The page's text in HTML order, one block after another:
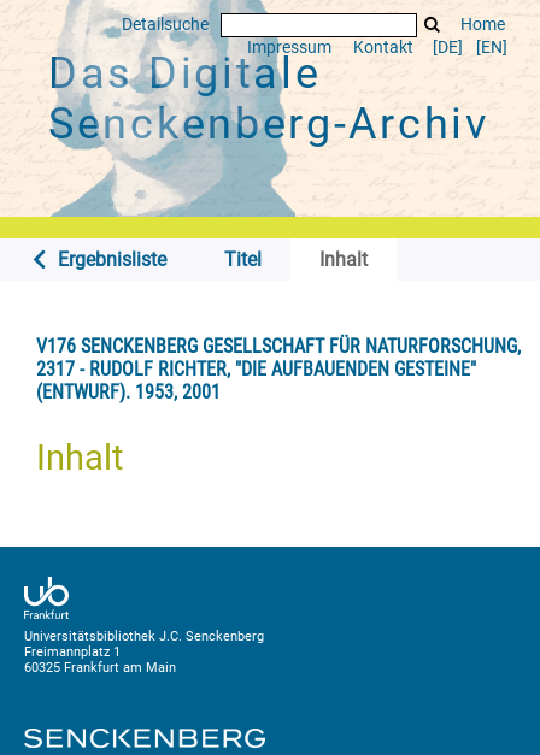
Detailsuche
Home
Impressum
Kontakt [DE] [EN]
Das Digitale
Senckenberg-Archiv
Ergebnisliste Titel Inhalt
V176 SENCKENBERG GESELLSCHAFT FÜR NATURFORSCHUNG,
2317 - RUDOLF RICHTER, "DIE AUFBAUENDEN GESTEINE"
(ENTWURF). 1953, 2001
Inhalt
Universitätsbibliothek J.C. Senckenberg
Freimannplatz 1
60325 Frankfurt am Main